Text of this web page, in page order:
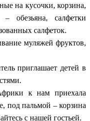
на кусочки, корзина,
обезьяна, салфетки
салфеток.
муляжей фруктов,
приглашает детей в
к нам приехала
под пальмой – корзина
с нашей гостьей.